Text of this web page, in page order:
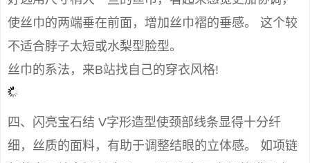
使丝巾的两端垂在前面，增加丝巾褶的垂感。 这个较
不适合脖子太短或水梨型脸型。
丝巾的系法，来B站找自己的穿衣风格!
四、闪亮宝石结 V字形造型使颈部线条显得十分纤
细，丝质的面料，有助于调整结眼的立体感。 如项链